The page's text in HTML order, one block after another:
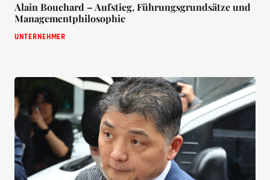
Alain Bouchard – Aufstieg, Führungsgrundsätze und
Managementphilosophie
UNTERNEHMER